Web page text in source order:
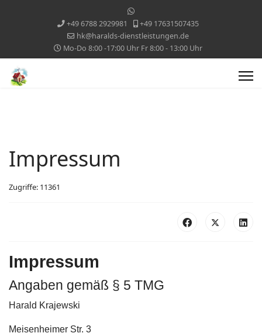
+49 6788 2929981
+49 17631507435
hk@haralds-dienstleistungen.de
Mo-Do 8:00 -17:00 Uhr Fr 8:00 - 13:00 Uhr
Impressum
Zugriffe: 11361
Angaben gemäß § 5 TMG
Harald Krajewski
Meisenheimer Str. 3